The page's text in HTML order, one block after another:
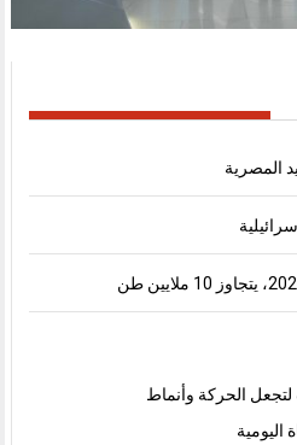
المصرية
الحركة وأنماط
اليومية